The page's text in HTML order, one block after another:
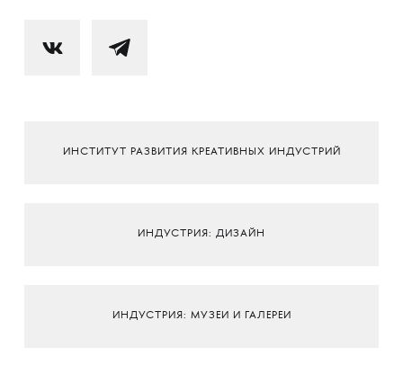
ИНСТИТУТ РАЗВИТИЯ КРЕАТИВНЫХ ИНДУСТРИЙ
ИНДУСТРИЯ: ДИЗАЙН
ИНДУСТРИЯ: МУЗЕИ И ГАЛЕРЕИ